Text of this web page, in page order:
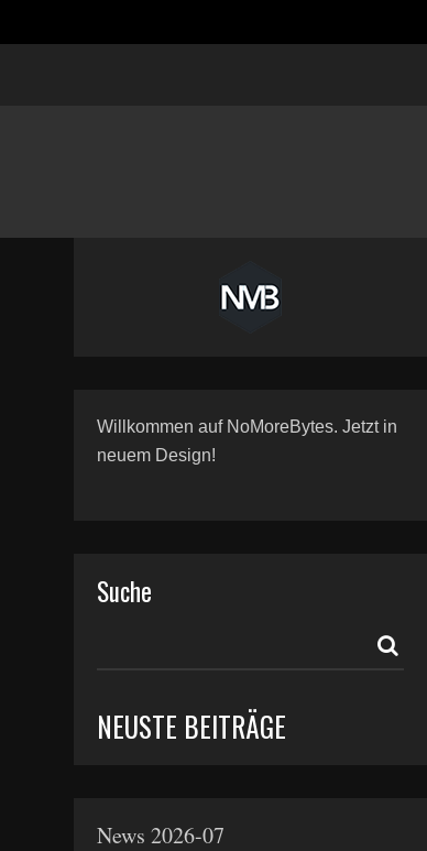
Willkommen auf NoMoreBytes. Jetzt in
neuem Design!
Suche
NEUSTE BEITRÄGE
News 2026-07